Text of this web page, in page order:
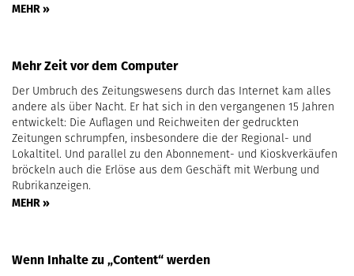
MEHR »
Mehr Zeit vor dem Computer
Der Umbruch des Zeitungswesens durch das Internet kam alles
andere als über Nacht. Er hat sich in den vergangenen 15 Jahren
entwickelt: Die Auflagen und Reichweiten der gedruckten
Zeitungen schrumpfen, insbesondere die der Regional- und
Lokaltitel. Und parallel zu den Abonnement- und Kiosk­verkäufen
bröckeln auch die Erlöse aus dem Geschäft mit Werbung und
Rubrikanzeigen.
MEHR »
Wenn Inhalte zu „Content“ werden